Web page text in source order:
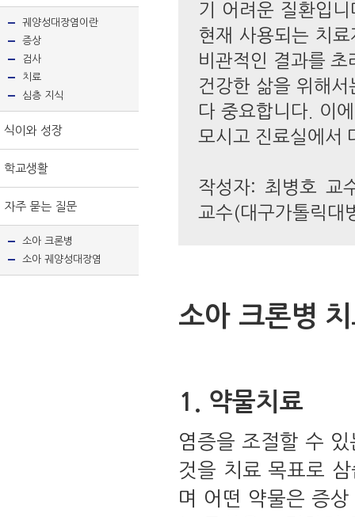
궤양성대장염이란
증상
검사
치료
심층 지식
식이와 성장
학교생활
자주 묻는 질문
소아 크론병
소아 궤양성대장염
기 어려운 질환입
현재 사용되는 치
비관적인 결과를
건강한 삶을 위해
다 중요합니다. 이
모시고 진료실에서
작성자: 최병호 교
교수(대구가톨릭대
소아 크론병
1. 약물치료
염증을 조절할 수
것을 치료 목표로
며 어떤 약물은 증